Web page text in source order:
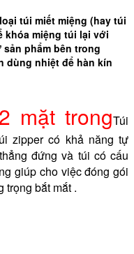
túi miết miệng (hay túi
khóa miệng túi lại với
phẩm bên trong
dùng nhiệt để hàn kín
mặt trongTúi
zipper có khả năng tự
đứng và túi có cấu
giúp cho việc đóng gói
trọng bắt mắt .